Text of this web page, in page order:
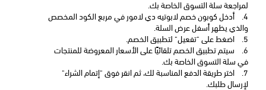
لمراجعة سلة التسوق الخاصة بك.
4.
والذي يظهر أسفل عرض السلة.
5.
اضغط على "تفعيل" لتطبيق الخصم.
6.
في سلة التسوق الخاصة بك.
7.
لإرسال طلبك.